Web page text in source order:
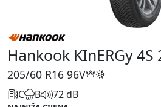
Hankook KInERGy 4S
205/60 R16 96V
C B 72 dB